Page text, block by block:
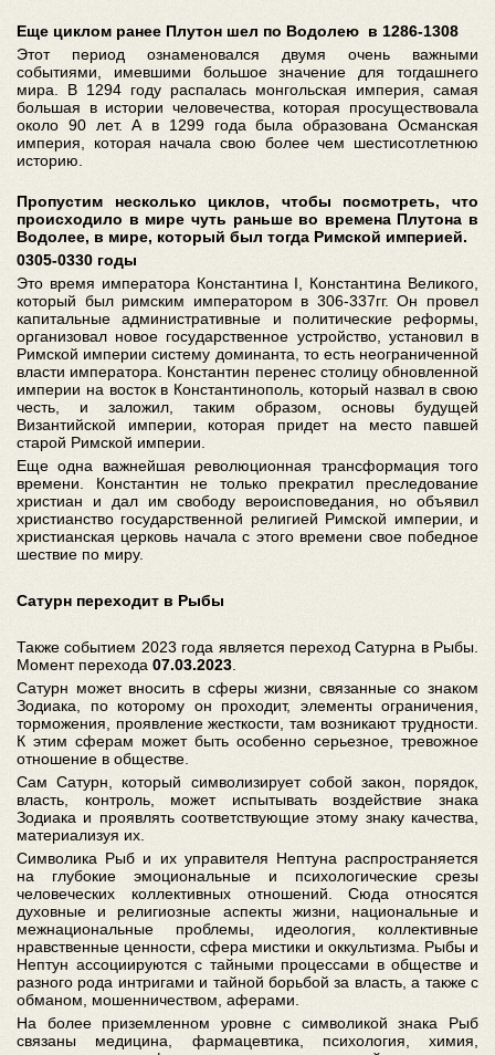
Еще циклом ранее Плутон шел по Водолею в 1286-1308
Этот период ознаменовался двумя очень важными
событиями, имевшими большое значение для тогдашнего
мира. В 1294 году распалась монгольская империя, самая
большая в истории человечества, которая просуществовала
около 90 лет. А в 1299 года была образована Османская
империя, которая начала свою более чем шестисотлетнюю
историю.
Пропустим несколько циклов, чтобы посмотреть, что
происходило в мире чуть раньше во времена Плутона в
Водолее, в мире, который был тогда Римской империей.
0305-0330 годы
Это время императора Константина I, Константина Великого,
который был римским императором в 306-337гг. Он провел
капитальные административные и политические реформы,
организовал новое государственное устройство, установил в
Римской империи систему доминанта, то есть неограниченной
власти императора. Константин перенес столицу обновленной
империи на восток в Константинополь, который назвал в свою
честь, и заложил, таким образом, основы будущей
Византийской империи, которая придет на место павшей
старой Римской империи.
Еще одна важнейшая революционная трансформация того
времени. Константин не только прекратил преследование
христиан и дал им свободу вероисповедания, но объявил
христианство государственной религией Римской империи, и
христианская церковь начала с этого времени свое победное
шествие по миру.
Сатурн переходит в Рыбы
Также событием 2023 года является переход Сатурна в Рыбы.
Момент перехода 07.03.2023
Сатурн может вносить в сферы жизни, связанные со знаком
Зодиака, по которому он проходит, элементы ограничения,
торможения, проявление жесткости, там возникают трудности.
К этим сферам может быть особенно серьезное, тревожное
отношение в обществе.
Сам Сатурн, который символизирует собой закон, порядок,
власть, контроль, может испытывать воздействие знака
Зодиака и проявлять соответствующие этому знаку качества,
материализуя их.
Символика Рыб и их управителя Нептуна распространяется
на глубокие эмоциональные и психологические срезы
человеческих коллективных отношений. Сюда относятся
духовные и религиозные аспекты жизни, национальные и
межнациональные проблемы, идеология, коллективные
нравственные ценности, сфера мистики и оккультизма. Рыбы и
Нептун ассоциируются с тайными процессами в обществе и
разного рода интригами и тайной борьбой за власть, а также с
обманом, мошенничеством, аферами.
На более приземленном уровне с символикой знака Рыб
связаны медицина, фармацевтика, психология, химия,